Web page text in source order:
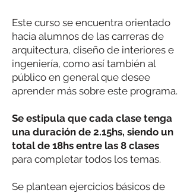
Este curso se encuentra orientado
hacia alumnos de las carreras de
arquitectura, diseño de interiores e
ingeniería, como así también al
público en general que desee
aprender más sobre este programa.
Se estipula que cada clase tenga
una duración de 2.15hs, siendo un
total de 18hs entre las 8 clases
para completar todos los temas.
Se plantean ejercicios básicos de